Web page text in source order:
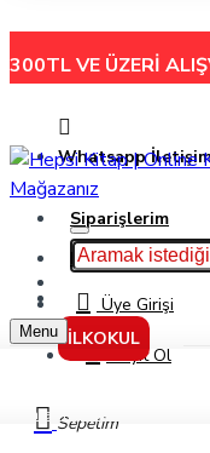
300TL VE ÜZERİ
Whatsapp
Siparişlerim
Hakkımızda
İletişimÜye Girişi
Kayıt Ol
Sepetim
İLKOKUL
Menu
Paraf Yayınları 8. Sınıf